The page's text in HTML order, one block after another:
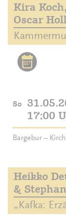
Kira
Oscar
So
17:00
Bargebur –
Heikko
&
„Kafka: